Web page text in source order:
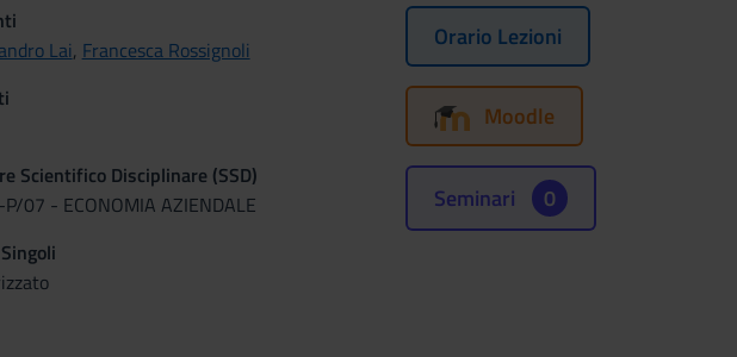
Lai, Francesca Rossignoli
Scientifico Disciplinare (SSD)
P/07 - ECONOMIA AZIENDALE
Orario Lezioni
Moodle
Seminari 0